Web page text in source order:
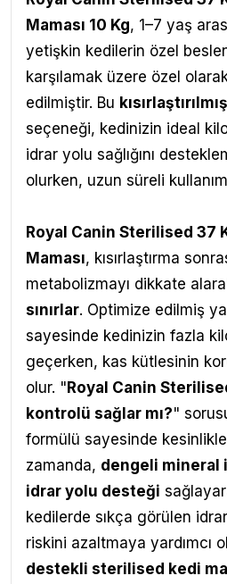
Maması 10 Kg, 1–7 yaş
yetişkin kedilerin özel
karşılamak üzere özel
edilmiştir. Bu
seçeneği, kedinizin ideal
idrar yolu sağlığını
olurken, uzun süreli
Royal Canin Sterilised 37
Maması, kısırlaştırma
metabolizmayı dikkate
sınırlar. Optimize edilmiş
sayesinde kedinizin fazla
geçerken, kas kütlesinin
olur. " Royal Canin
kontrolü sağlar mı?"
formülü sayesinde
zamanda, dengeli mineral
idrar yolu desteği
kedilerde sıkça görülen
riskini azaltmaya yardımcı
destekli sterilised kedi